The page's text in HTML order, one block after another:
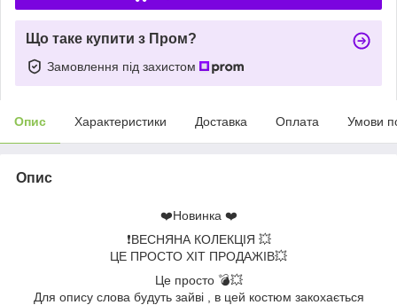
Що таке купити з Пром?
Замовлення під захистом
Опис Характеристики Доставка Оплата Умови
Опис
❤️Новинка ❤️
❗️ВЕСНЯНА КОЛЕКЦІЯ 💥
ЦЕ ПРОСТО ХІТ ПРОДАЖІВ💥
Це просто 💣💥
Для опису слова будуть зайві , в цей костюм закохається